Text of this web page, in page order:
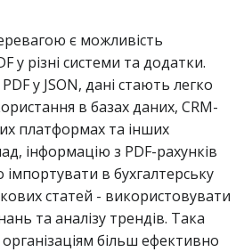
є можливість
у різні системи та додатки.
у JSON, дані стають легко
в базах даних, CRM-
платформах та інших
інформацію з PDF-рахунків
в бухгалтерську
статей - використовувати
та аналізу трендів. Така
організаціям більш ефективно